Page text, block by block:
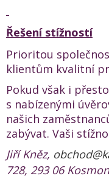
Řešení stížností
Prioritou
klientům kvalitní
Pokud však i
s nabízenými
našich
zabývat. Vaši
Jiří Kněz,
728, 293 06